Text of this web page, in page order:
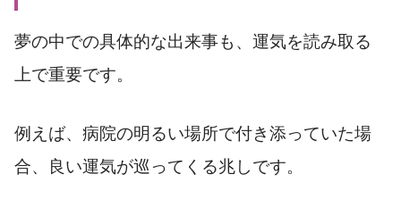
夢の中での具体的な出来事も、運気を読み取る
上で重要です。
例えば、病院の明るい場所で付き添っていた場
合、良い運気が巡ってくる兆しです。